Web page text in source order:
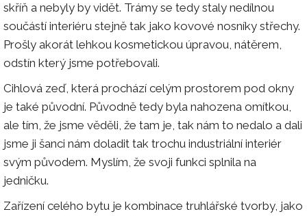
skříň a nebyly by vidět. Trámy se tedy staly nedílnou
součástí interiéru stejně tak jako kovové nosníky střechy.
Prošly akorát lehkou kosmetickou úpravou, nátěrem,
odstín který jsme potřebovali.
Cihlová zeď, která prochází celým prostorem pod okny
je také původní. Původně tedy byla nahozena omítkou,
ale tím, že jsme věděli, že tam je, tak nám to nedalo a dali
jsme ji šanci nám doladit tak trochu industriální interiér
svým původem. Myslím, že svoji funkci splnila na
jedničku.
Zařízení celého bytu je kombinace truhlářské tvorby, jako